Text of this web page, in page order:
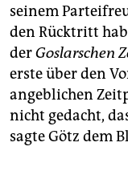
seinem
den Rücktritt
derGoslarschen
erste über den
angeblichen
nicht gedacht,
sagte Götz dem